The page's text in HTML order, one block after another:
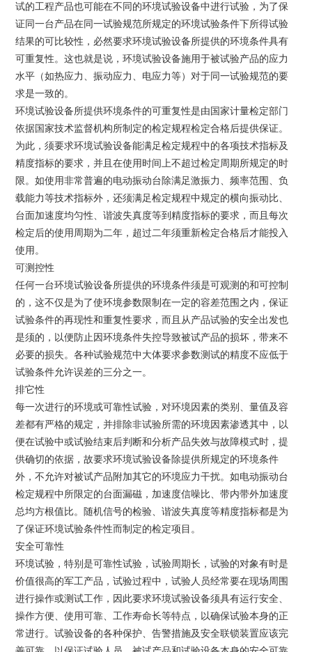
试的工程产品也可能在不同的环境试验设备中进行试验，为了保
证同一台产品在同一试验规范所规定的环境试验条件下所得试验
结果的可比较性，必然要求环境试验设备所提供的环境条件具有
可重复性。这也就是说，环境试验设备施用于被试验产品的应力
水平（如热应力、振动应力、电应力等）对于同一试验规范的要
求是一致的。
环境试验设备所提供环境条件的可重复性是由国家计量检定部门
依据国家技术监督机构所制定的检定规程检定合格后提供保证。
为此，须要求环境试验设备能满足检定规程中的各项技术指标及
精度指标的要求，并且在使用时间上不超过检定周期所规定的时
限。如使用非常普遍的电动振动台除满足激振力、频率范围、负
载能力等技术指标外，还须满足检定规程中规定的横向振动比、
台面加速度均匀性、谐波失真度等到精度指标的要求，而且每次
检定后的使用周期为二年，超过二年须重新检定合格后才能投入
使用。
可测控性
任何一台环境试验设备所提供的环境条件须是可观测的和可控制
的，这不仅是为了使环境参数限制在一定的容差范围之内，保证
试验条件的再现性和重复性要求，而且从产品试验的安全出发也
是须的，以便防止因环境条件失控导致被试产品的损坏，带来不
必要的损失。各种试验规范中大体要求参数测试的精度不应低于
试验条件允许误差的三分之一。
排它性
每一次进行的环境或可靠性试验，对环境因素的类别、量值及容
差都有严格的规定，并排除非试验所需的环境因素渗透其中，以
便在试验中或试验结束后判断和分析产品失效与故障模式时，提
供确切的依据，故要求环境试验设备除提供所规定的环境条件
外，不允许对被试产品附加其它的环境应力干扰。如电动振动台
检定规程中所限定的台面漏磁，加速度信噪比、带内带外加速度
总均方根值比。随机信号的检验、谐波失真度等精度指标都是为
了保证环境试验条件性而制定的检定项目。
安全可靠性
环境试验，特别是可靠性试验，试验周期长，试验的对象有时是
价值很高的军工产品，试验过程中，试验人员经常要在现场周围
进行操作或测试工作，因此要求环境试验设备须具有运行安全、
操作方便、使用可靠、工作寿命长等特点，以确保试验本身的正
常进行。试验设备的各种保护、告警措施及安全联锁装置应该完